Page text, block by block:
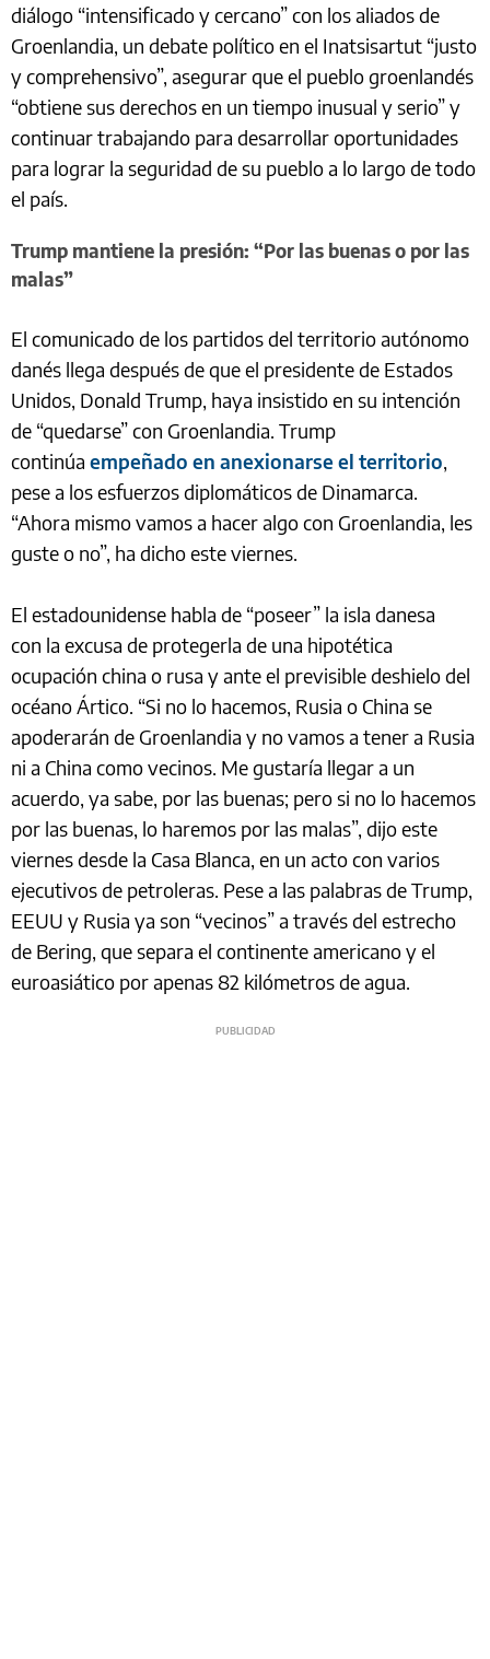
diálogo “intensificado y cercano” con los aliados de
Groenlandia, un debate político en el Inatsisartut “justo
y comprehensivo”, asegurar que el pueblo groenlandés
“obtiene sus derechos en un tiempo inusual y serio” y
continuar trabajando para desarrollar oportunidades
para lograr la seguridad de su pueblo a lo largo de todo
el país.
Trump mantiene la presión: “Por las buenas o por las
malas”
El comunicado de los partidos del territorio autónomo
danés llega después de que el presidente de Estados
Unidos, Donald Trump, haya insistido en su intención
de “quedarse” con Groenlandia. Trump
continúa empeñado en anexionarse el territorio,
pese a los esfuerzos diplomáticos de Dinamarca.
“Ahora mismo vamos a hacer algo con Groenlandia, les
guste o no”, ha dicho este viernes.
El estadounidense habla de “poseer” la isla danesa
con la excusa de protegerla de una hipotética
ocupación china o rusa y ante el previsible deshielo del
océano Ártico. “Si no lo hacemos, Rusia o China se
apoderarán de Groenlandia y no vamos a tener a Rusia
ni a China como vecinos. Me gustaría llegar a un
acuerdo, ya sabe, por las buenas; pero si no lo hacemos
por las buenas, lo haremos por las malas”, dijo este
viernes desde la Casa Blanca, en un acto con varios
ejecutivos de petroleras. Pese a las palabras de Trump,
EEUU y Rusia ya son “vecinos” a través del estrecho
de Bering, que separa el continente americano y el
euroasiático por apenas 82 kilómetros de agua.